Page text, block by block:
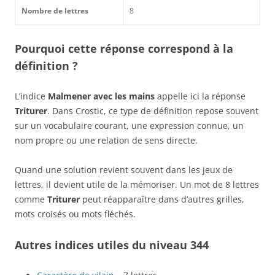
Nombre de lettres 8
Pourquoi cette réponse correspond à la
définition ?
L’indice Malmener avec les mains appelle ici la réponse
Triturer. Dans Crostic, ce type de définition repose souvent
sur un vocabulaire courant, une expression connue, un
nom propre ou une relation de sens directe.
Quand une solution revient souvent dans les jeux de
lettres, il devient utile de la mémoriser. Un mot de 8 lettres
comme Triturer peut réapparaître dans d’autres grilles,
mots croisés ou mots fléchés.
Autres indices utiles du niveau 344